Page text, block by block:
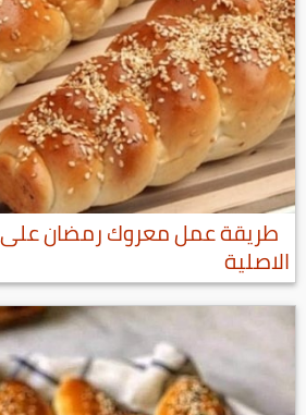
طريقة عمل معروك رمضان على
الاصلية